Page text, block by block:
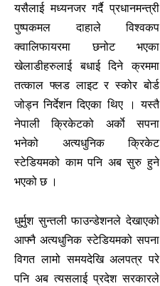
यसैलाई मध्यनजर गर्दै प्रधानमन्त्री
पुष्पकमल दाहाले विश्वकप
क्वालिफायरमा छनोट भएका
खेलाडीहरुलाई बधाई दिने क्रममा
तत्काल फ्लड लाइट र स्कोर बोर्ड
जोड्न निर्देशन दिएका थिए । यस्तै
नेपाली क्रिकेटको अर्काे सपना
भनेको अत्यधुनिक क्रिकेट
स्टेडियमको काम पनि अब सुरु हुने
भएको छ ।
धुर्मुश सुन्तली फाउन्डेशनले देखाएको
आफ्नै अत्यधुनिक स्टेडियमको सपना
विगत लामो समयदेखि अलपत्र परे
पनि अब त्यसलाई प्रदेश सरकारले